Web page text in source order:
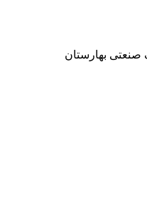
صنعتی بهارستان